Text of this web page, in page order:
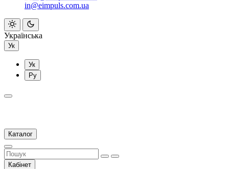
in@eimpuls.com.ua
Українська
Ук
Ук
Ру
Каталог
Кабінет